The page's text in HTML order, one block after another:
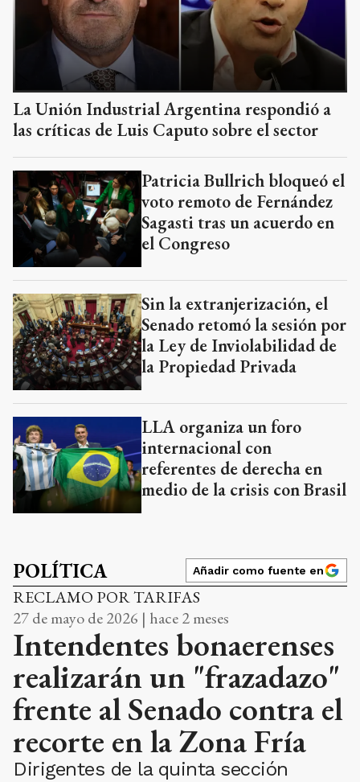
La Unión Industrial Argentina respondió a
las críticas de Luis Caputo sobre el sector
Patricia Bullrich bloqueó el
voto remoto de Fernández
Sagasti tras un acuerdo en
el Congreso
Sin la extranjerización, el
Senado retomó la sesión por
la Ley de Inviolabilidad de
la Propiedad Privada
LLA organiza un foro
internacional con
referentes de derecha en
medio de la crisis con Brasil
POLÍTICA Añadir como fuente en
RECLAMO POR TARIFAS
27 de mayo de 2026 | hace 2 meses
Intendentes bonaerenses
realizarán un "frazadazo"
frente al Senado contra el
recorte en la Zona Fría
Dirigentes de la quinta sección